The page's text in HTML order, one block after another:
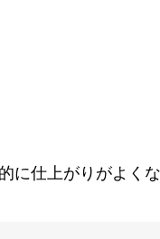
仕上がりがよくな